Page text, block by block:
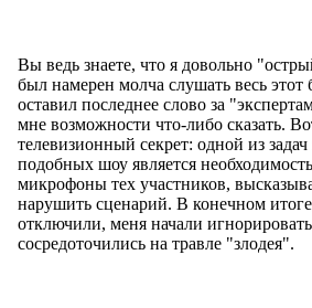
Вы ведь знаете, что я довольно
был намерен молча слушать весь
оставил последнее слово за
мне возможности что-либо сказать.
телевизионный секрет: одной из задач
подобных шоу является
микрофоны тех участников,
нарушить сценарий. В конечном
отключили, меня начали
сосредоточились на травле "злодея".